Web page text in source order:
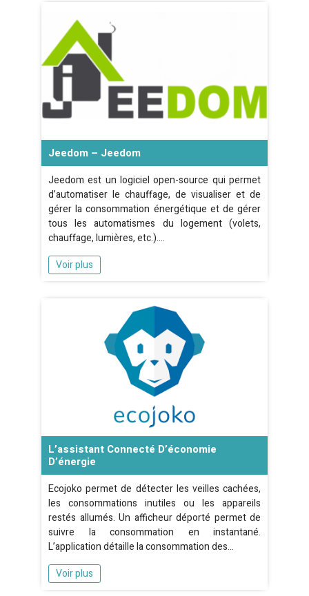
Jeedom – Jeedom
Jeedom est un logiciel open-source qui permet
d’automatiser le chauffage, de visualiser et de
gérer la consommation énergétique et de gérer
tous les automatismes du logement (volets,
chauffage, lumières, etc.).…
Voir plus
L’assistant Connecté D’économie
D’énergie
Ecojoko permet de détecter les veilles cachées,
les consommations inutiles ou les appareils
restés allumés. Un afficheur déporté permet de
suivre la consommation en instantané.
L’application détaille la consommation des…
Voir plus